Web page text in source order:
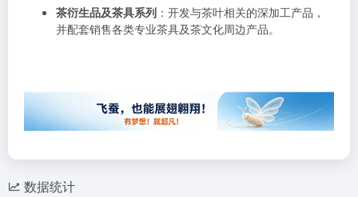
茶衍生品及茶具系列 ：开发与茶叶相关的深加工产品，
并配套销售各类专业茶具及茶文化周边产品。
数据统计